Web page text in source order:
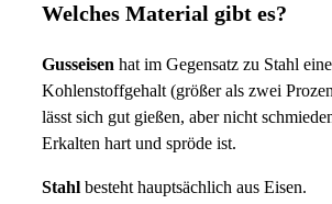
Welches Material gibt es?
Gusseisen hat im Gegensatz zu Stahl
Kohlenstoffgehalt (größer als zwei
lässt sich gut gießen, aber nicht
Erkalten hart und spröde ist.
Stahl besteht hauptsächlich aus Eisen.